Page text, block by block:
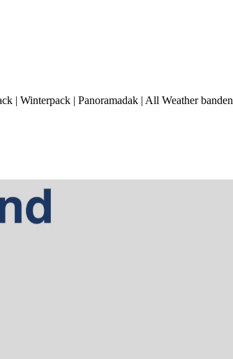
| Winterpack | Panoramadak | All Weather banden